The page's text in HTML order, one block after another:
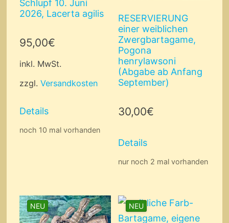
Schlupf 10. Juni
2026, Lacerta agilis
95,00€
inkl. MwSt.
zzgl. Versandkosten
Details
noch 10 mal vorhanden
RESERVIERUNG
einer weiblichen
Zwergbartagame,
Pogona
henrylawsoni
(Abgabe ab Anfang
September)
30,00€
Details
nur noch 2 mal vorhanden
NEU NEU